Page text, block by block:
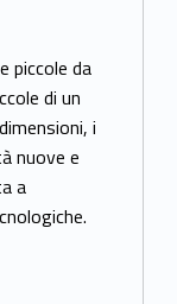
piccole da
di un
i
nuove e
a